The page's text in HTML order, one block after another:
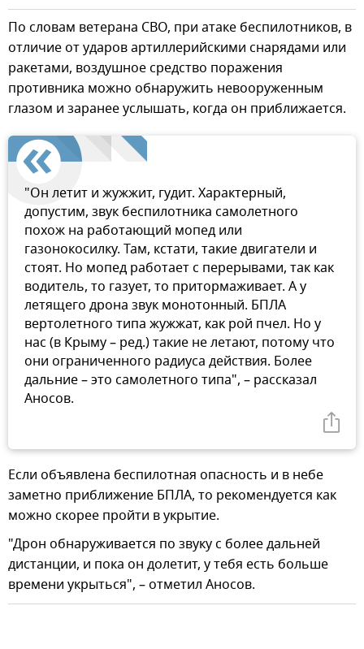
По словам ветерана СВО, при атаке беспилотников, в
отличие от ударов артиллерийскими снарядами или
ракетами, воздушное средство поражения
противника можно обнаружить невооруженным
глазом и заранее услышать, когда он приближается.
"Он летит и жужжит, гудит. Характерный,
допустим, звук беспилотника самолетного
похож на работающий мопед или
газонокосилку. Там, кстати, такие двигатели и
стоят. Но мопед работает с перерывами, так как
водитель, то газует, то притормаживает. А у
летящего дрона звук монотонный. БПЛА
вертолетного типа жужжат, как рой пчел. Но у
нас (в Крыму – ред.) такие не летают, потому что
они ограниченного радиуса действия. Более
дальние – это самолетного типа", – рассказал
Аносов.
Если объявлена беспилотная опасность и в небе
заметно приближение БПЛА, то рекомендуется как
можно скорее пройти в укрытие.
"Дрон обнаруживается по звуку с более дальней
дистанции, и пока он долетит, у тебя есть больше
времени укрыться", – отметил Аносов.